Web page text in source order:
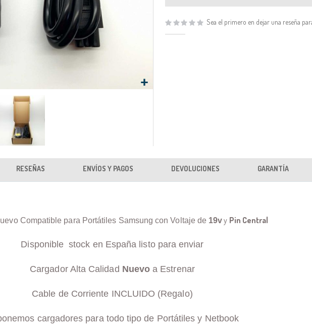
Sea el primero en dejar una reseña
Compatible para Portátiles Samsung con Voltaje de 19v y Pin Central
Disponible stock en España listo para enviar
Cargador Alta Calidad Nuevo a Estrenar
Cable de Corriente INCLUIDO (Regalo)
cargadores para todo tipo de Portátiles y Netbook
RESEÑAS ENVÍOS Y PAGOS DEVOLUCIONES GARANTÍA